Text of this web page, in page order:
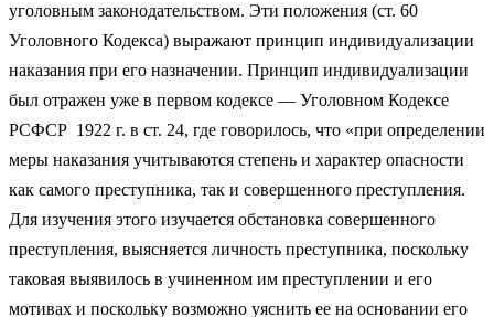
уголовным законодательством. Эти положения (ст. 60
Уголовного Кодекса) выражают принцип индивидуализации
наказания при его назначении. Принцип индивидуализации
был отражен уже в первом кодексе — Уголовном Кодексе
РСФСР 1922 г. в ст. 24, где говорилось, что «при определении
меры наказания учитываются степень и характер опасности
как самого преступника, так и совершенного преступления.
Для изучения этого изучается обстановка совершенного
преступления, выясняется личность преступника, поскольку
таковая выявилось в учиненном им преступлении и его
мотивах и поскольку возможно уяснить ее на основании его